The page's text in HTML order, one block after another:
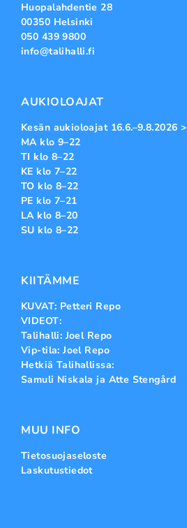
Huopalahdentie 28
00350 Helsinki
050 439 9800
info@talihalli.fi
AUKIOLOAJAT
Kesän aukioloajat 16.6.–9.8.2026 >
MA klo 9–22
TI klo 8–22
KE klo 7–22
TO klo 8–22
PE klo 7–21
LA klo 8–20
SU klo 8–22
KIITÄMME
KUVAT: Petteri Repo
VIDEOT:
Talihalli: Joel Repo
Vip-tila: Joel Repo
Hetkiä Talihallissa:
Samuli Niskala ja Atte Stengård
MUU INFO
Tietosuojaseloste
Laskutustiedot